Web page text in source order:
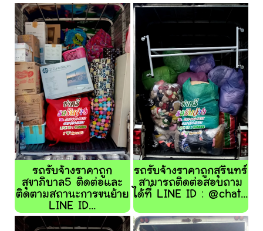
รถรับจ้างราคาถูก
สุขาภิบาล5 ติดต่อและ
ติดตามสถานะการขนย้าย
LINE ID...
รถรับจ้างราคาถูกสุรินทร์
สามารถติดต่อสอบถาม
ได้ที่ LINE ID : @chat...